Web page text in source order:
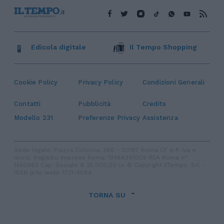
Cookie Policy Privacy Policy Condizioni Generali
Contatti Pubblicità
Credits
Modello 231
Preferenze Privacy Assistenza
Edicola digitale Il Tempo Shopping
TORNA SU